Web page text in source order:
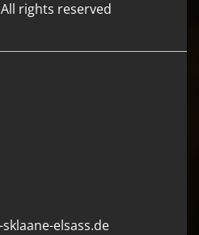
rights reserved
elsass.de